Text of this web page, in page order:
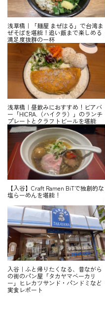
浅草橋｜「麺屋 まぜはる」で台湾ま
ぜそばを堪能！追い飯まで楽しめる
満足度抜群の一杯
浅草橋｜昼飲みにおすすめ！ビアバ
ー「HICRA.（ハイクラ）」のランチ
プレートとクラフトビールを堪能
【入谷】Craft Ramen BiTで独創的な
塩らーめんを堪能！
入谷｜ふと帰りたくなる、昔ながら
の街のパン屋「タカヤマベーカリ
ー」ヒレカツサンド・パンドミなど
実食レポート